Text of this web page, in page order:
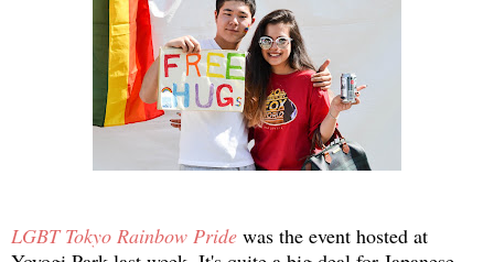
LGBT Tokyo Rainbow Pride was the event hosted at